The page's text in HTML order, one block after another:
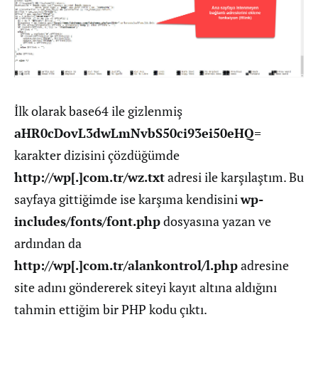
İlk olarak base64 ile gizlenmiş
aHR0cDovL3dwLmNvbS50ci93ei50eHQ=
karakter dizisini çözdüğümde
http://wp[.]com.tr/wz.txtadresi ile karşılaştım. Bu
sayfaya gittiğimde ise karşıma kendisiniwp-
includes/fonts/font.phpdosyasına yazan ve
ardından da
http://wp[.]com.tr/alankontrol/l.phpadresine
site adını göndererek siteyi kayıt altına aldığını
tahmin ettiğim bir PHP kodu çıktı.